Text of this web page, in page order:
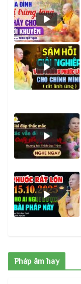
Pháp âm hay